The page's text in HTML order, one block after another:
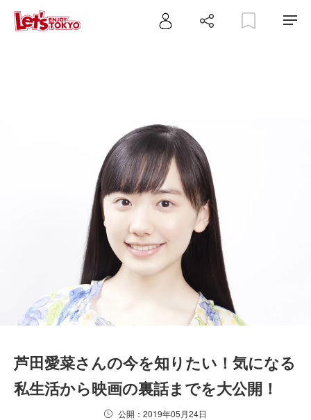
芦田愛菜さんの今を知りたい！気になる
私生活から映画の裏話までを大公開！
公開：2019年05月24日